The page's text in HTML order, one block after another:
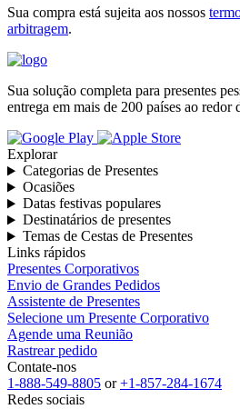
Sua compra está sujeita aos nossos
arbitragem.
Sua solução completa para presentes
entrega em mais de 200 países ao redor
Explorar
Categorias de Presentes
Ocasiões
Datas festivas populares
Destinatários de presentes
Temas de Cestas de Presentes
Links rápidos
Presentes Corporativos
Envio de Grandes Pedidos
Assistente de Presentes
Selecione um Presente Corporativo
Agende uma Reunião
Rastrear pedido
Contate-nos
1-888-549-8805 or+1-857-284-1674
Redes sociais